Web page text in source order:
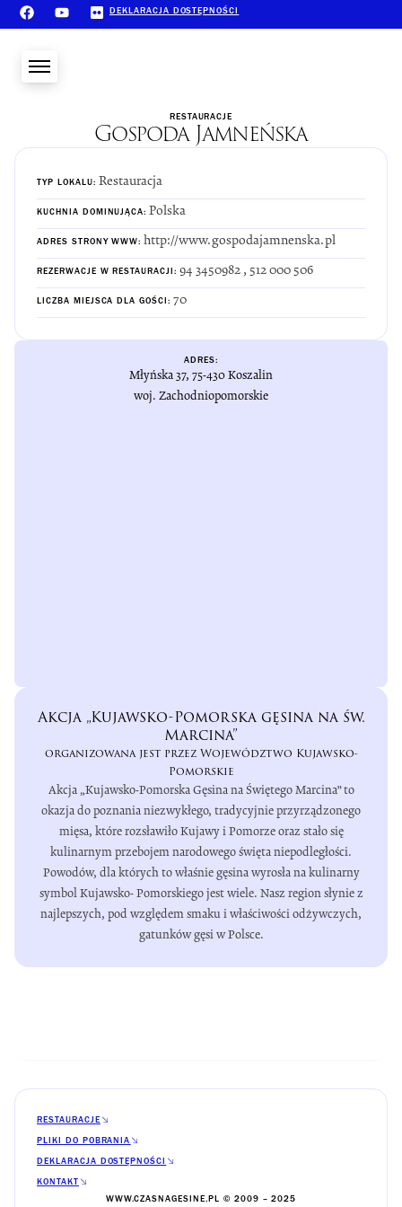
DEKLARACJA DOSTĘPNOŚCI
RESTAURACJE
Gospoda Jamneńska
TYP LOKALU: Restauracja
KUCHNIA DOMINUJĄCA: Polska
ADRES STRONY WWW: http://www.gospodajamnenska.pl
REZERWACJE W RESTAURACJI: 94 3450982 , 512 000 506
LICZBA MIEJSCA DLA GOŚCI: 70
ADRES:
Młyńska 37, 75-430 Koszalin
woj. Zachodniopomorskie
Akcja „Kujawsko-Pomorska gęsina na św.
Marcina”
organizowana jest przez Województwo Kujawsko-
Pomorskie
Akcja „Kujawsko-Pomorska Gęsina na Świętego Marcina” to
okazja do poznania niezwykłego, tradycyjnie przyrządzonego
mięsa, które rozsławiło Kujawy i Pomorze oraz stało się
kulinarnym przebojem narodowego święta niepodległości.
Powodów, dla których to właśnie gęsina wyrosła na kulinarny
symbol Kujawsko- Pomorskiego jest wiele. Nasz region słynie z
najlepszych, pod względem smaku i właściwości odżywczych,
gatunków gęsi w Polsce.
RESTAURACJE
PLIKI DO POBRANIA
DEKLARACJA DOSTĘPNOŚCI
KONTAKT
WWW.CZASNAGESINE.PL © 2009 – 2025